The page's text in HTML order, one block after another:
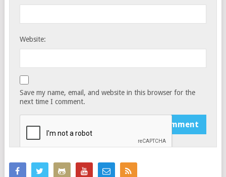
Website:
Save my name, email, and website in this browser for the
next time I comment.